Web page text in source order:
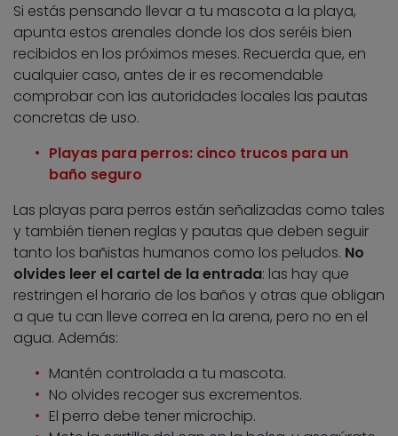
Si estás pensando llevar a tu mascota a la playa,
apunta estos arenales donde los dos seréis bien
recibidos en los próximos meses. Recuerda que, en
cualquier caso, antes de ir es recomendable
comprobar con las autoridades locales las pautas
concretas de uso.
Playas para perros: cinco trucos para un
baño seguro
Las playas para perros están señalizadas como tales
y también tienen reglas y pautas que deben seguir
tanto los bañistas humanos como los peludos. No
olvides leer el cartel de la entrada: las hay que
restringen el horario de los baños y otras que obligan
a que tu can lleve correa en la arena, pero no en el
agua. Además:
Mantén controlada a tu mascota.
No olvides recoger sus excrementos.
El perro debe tener microchip.